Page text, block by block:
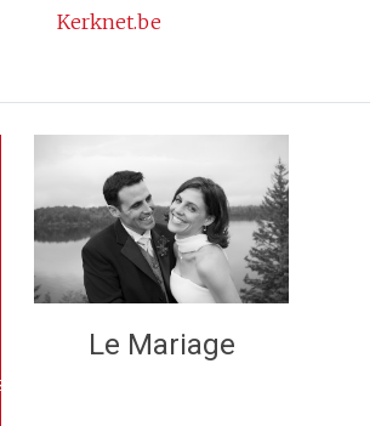
Kerknet.be
Le Mariage